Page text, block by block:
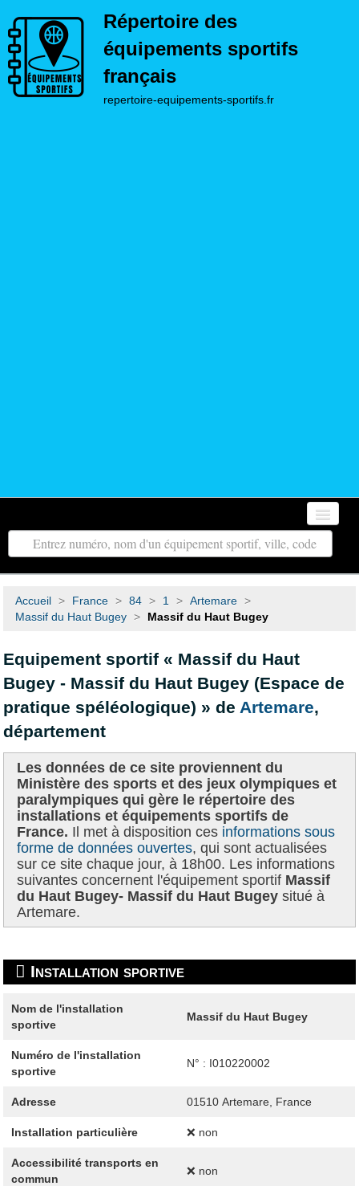
Répertoire des
équipements sportifs
français
repertoire-equipements-sportifs.fr
Accueil
Autour de moi
Toutes les régions
Contact
Recherche avancée
Accueil > France > 84 > 1 > Artemare >
Massif du Haut Bugey > Massif du Haut Bugey
Equipement sportif « Massif du Haut
Bugey - Massif du Haut Bugey (Espace de
pratique spéléologique) » de Artemare,
département
Les données de ce site proviennent du
Ministère des sports et des jeux olympiques et
paralympiques qui gère le répertoire des
installations et équipements sportifs de
France. Il met à disposition ces informations sous
forme de données ouvertes, qui sont actualisées
sur ce site chaque jour, à 18h00. Les informations
suivantes concernent l'équipement sportif Massif
du Haut Bugey- Massif du Haut Bugey situé à
Artemare.
Installation sportive
Nom de l'installation
sportive
Massif du Haut Bugey
Numéro de l'installation
sportive
N° : I010220002
Adresse 01510 Artemare, France
Installation particulière ❌ non
Accessibilité transports en
commun
❌ non